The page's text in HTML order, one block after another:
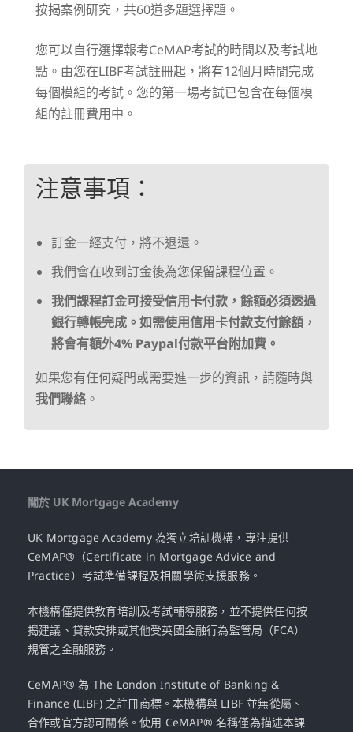
按揭案例研究，共60道多題選擇題。
您可以自行選擇報考CeMAP考試的時間以及考試地
點。由您在LIBF考試註冊起，將有12個月時間完成
每個模組的考試。您的第一場考試已包含在每個模
組的註冊費用中。
注意事項：
訂金一經支付，將不退還。
我們會在收到訂金後為您保留課程位置。
我們課程訂金可接受信用卡付款，餘額必須透過
銀行轉帳完成。如需使用信用卡付款支付餘額，
將會有額外4% Paypal付款平台附加費。
如果您有任何疑問或需要進一步的資訊，請隨時與
我們聯絡 。
關於 UK Mortgage Academy
UK Mortgage Academy 為獨立培訓機構，專注提供
CeMAP®（Certificate in Mortgage Advice and
Practice）考試準備課程及相關學術支援服務。
本機構僅提供教育培訓及考試輔導服務，並不提供任何按
揭建議、貸款安排或其他受英國金融行為監管局（FCA）
規管之金融服務。
CeMAP® 為 The London Institute of Banking &
Finance (LIBF) 之註冊商標。本機構與 LIBF 並無從屬、
合作或官方認可關係。使用 CeMAP® 名稱僅為描述本課